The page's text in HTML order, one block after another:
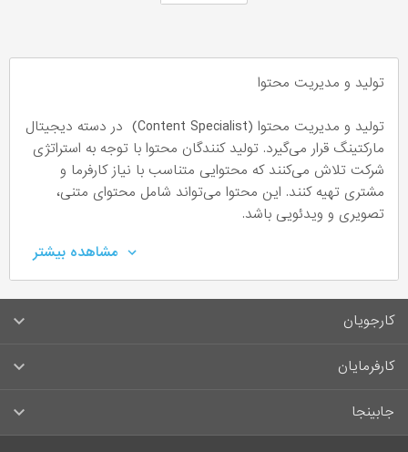
تولید و مدیریت محتوا
تولید و مدیریت محتوا (Content Specialist) در دسته دیجیتال
مارکتینگ قرار می‌گیرد. تولید کنندگان محتوا با توجه به استراتژی
شرکت تلاش می‌کنند که محتوایی متناسب با نیاز کارفرما و
مشتری تهیه کنند. این محتوا می‌تواند شامل محتوای متنی،
تصویری و ویدئویی باشد.
همانطور که گفتیم کارشناس تولید محتوا وظیفه تولید محتوای
متنی، تصویری و ویدئویی را در مجموعه خواهد داشت. کارشناس
تولید محتوا طریق ساخت محتوای مورد نظر به معرفی و محصول
می‌نماید.
مشاهده بیشتر
کارجویان
سوالات متداول کارجویان
لیست مشاغل
کارفرمایان
راهنمای ثبت آگهی استخدام
جابینجا